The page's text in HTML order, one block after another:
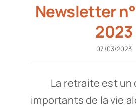
Newsletter
2023
07/03/2023
La retraite est un
importants de la vie